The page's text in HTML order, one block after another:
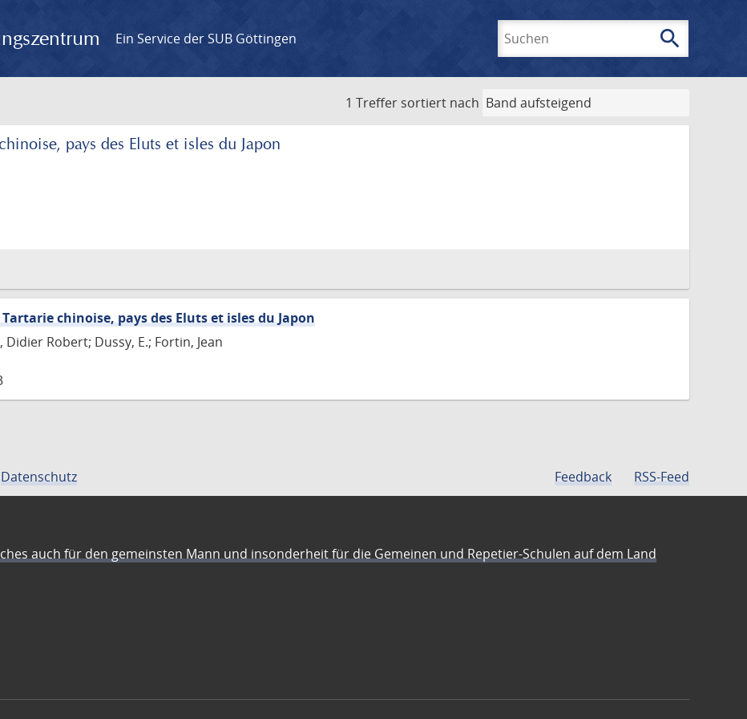
Ein Service der SUB Göttingen search
1 Treffer sortiert nach
pays des Eluts et isles du Japon
chinoise, pays des Eluts et isles du Japon
Didier Robert; Dussy, E.; Fortin, Jean
Datenschutz Feedback RSS-Feed
auch für den gemeinsten Mann und insonderheit für die Gemeinen und Repetier-Schulen auf dem Land